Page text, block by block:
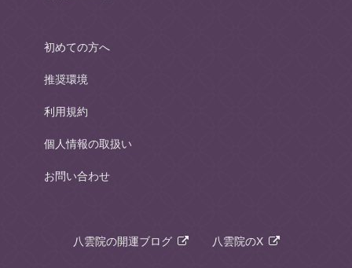
初めての方へ
推奨環境
利用規約
個人情報の取扱い
お問い合わせ
八雲院の開運ブログ 八雲院のX